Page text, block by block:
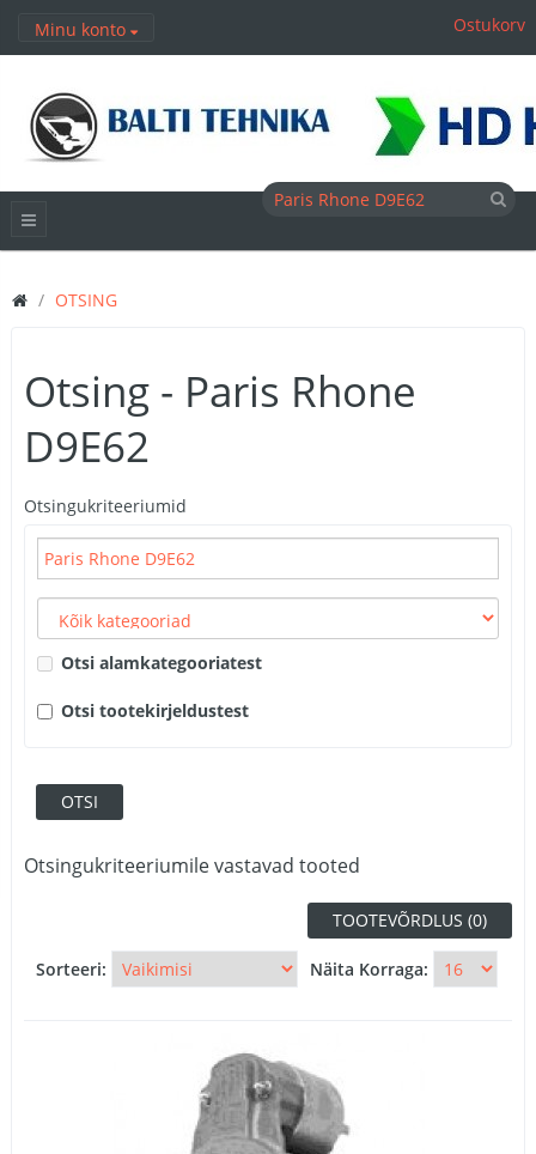
Minu konto Ostukorv
OTSING
Otsing - Paris Rhone
D9E62
Otsingukriteeriumid
Otsi alamkategooriatest
Otsi tootekirjeldustest
Otsingukriteeriumile vastavad tooted
TOOTEVÕRDLUS (0)
Sorteeri: Näita Korraga: